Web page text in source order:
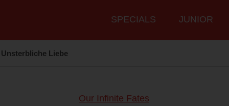
Hauptmenü
SPECIALS JUNIOR
Unsterbliche Liebe
Our Infinite Fates